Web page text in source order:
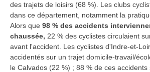
des trajets de loisirs (68 %). Les clubs
dans ce département, notamment la
Alors que 98 % des accidents
chaussée, 22 % des cyclistes circulaient
avant l'accident. Les cyclistes d'Indre-et-
accidentés sur un trajet domicile-travail/
le Calvados (22 %) ; 88 % de ces